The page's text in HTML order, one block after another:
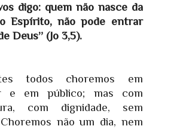
digo: quem não nasce da
Espírito, não pode entrar
Deus” (Jo 3,5).
todos choremos em
e em público; mas com
com dignidade, sem
não um dia, nem